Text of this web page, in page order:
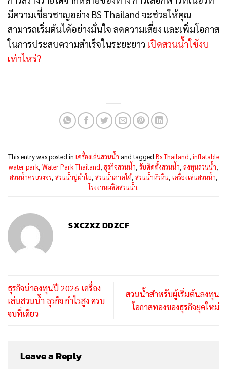
มีความเชี่ยวชาญอย่าง BS Thailand จะช่วยให้คุณ
สามารถเริ่มต้นได้อย่างมั่นใจ ลดความเสี่ยง และเพิ่มโอกาส
ในการประสบความสำเร็จในระยะยาว เปิดสวนน้ำใช้งบ
เท่าไหร่?
This entry was posted in เครื่องเล่นสวนน้ำ and tagged Bs Thailand, inflatable
water park, Water Park Thailand, ธุรกิจสวนน้ำ, รับติดตั้งสวนน้ำ, ลงทุนสวนน้ำ,
สวนน้ำครบวงจร, สวนน้ำปูผ้าใบ, สวนน้ำภาคใต้, สวนน้ำหัวหิน, เครื่องเล่นสวนน้ำ,
โรงงานผลิตสวนน้ำ.
SXCZXZ DDZCF
ธุรกิจน่าลงทุนปี 2026 เครื่อง
เล่นสวนน้ำ ธุรกิจ กำไรสูง ครบ
จบที่เดียว
สวนน้ำสำหรับผู้เริ่มต้นลงทุน
โอกาสทองของธุรกิจยุคใหม่
Leave a Reply